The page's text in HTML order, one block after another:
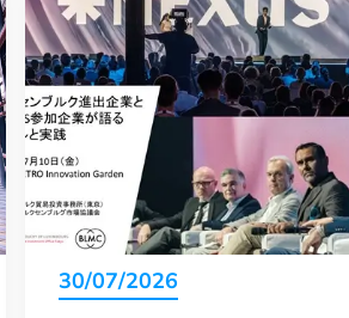
30/07/2026